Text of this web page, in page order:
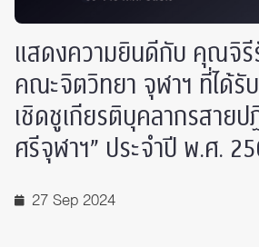
แสดงความยินดีกับ คุณจิ
คณะจิตวิทยา จุฬาฯ ที่ได้รั
เชิดชูเกียรติบุคลากรสาย
ศรีจุฬาฯ” ประจำปี พ.ศ.
27 Sep 2024